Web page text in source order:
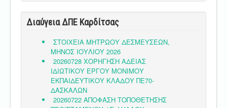
Διαύγεια ΔΠΕ Καρδίτσας